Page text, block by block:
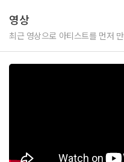
영상
최근 영상으로 아티스트를 먼저